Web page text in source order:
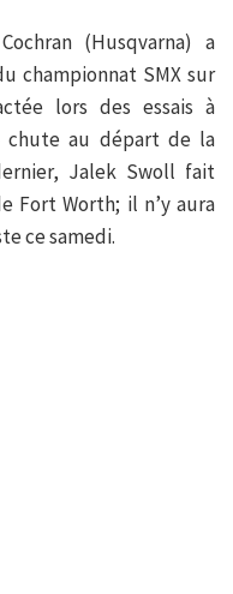
(Husqvarna) a
championnat SMX sur
lors des essais à
chute au départ de la
Jalek Swoll fait
Fort Worth; il n’y aura
ce samedi.